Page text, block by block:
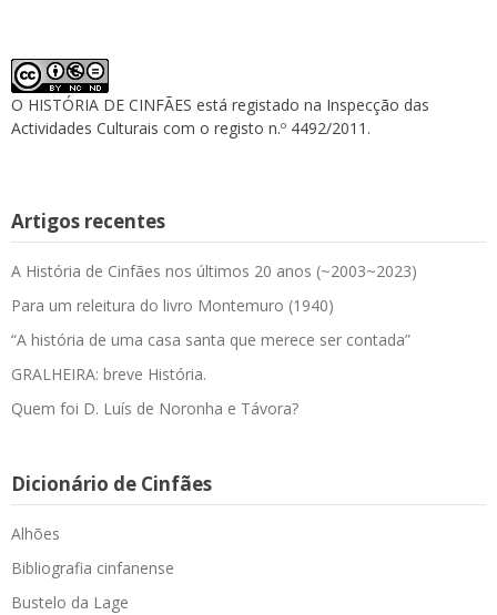
O HISTÓRIA DE CINFÃES está registado na Inspecção das
Actividades Culturais com o registo n.º 4492/2011.
Artigos recentes
A História de Cinfães nos últimos 20 anos (~2003~2023)
Para um releitura do livro Montemuro (1940)
“A história de uma casa santa que merece ser contada”
GRALHEIRA: breve História.
Quem foi D. Luís de Noronha e Távora?
Dicionário de Cinfães
Alhões
Bibliografia cinfanense
Bustelo da Lage